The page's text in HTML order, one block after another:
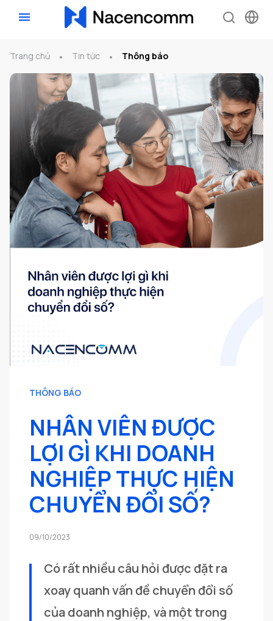
Trang chủ Tin tức Thông báo
THÔNG BÁO
NHÂN VIÊN ĐƯỢC
LỢI GÌ KHI DOANH
NGHIỆP THỰC HIỆN
CHUYỂN ĐỔI SỐ?
09/10/2023
Có rất nhiều câu hỏi được đặt ra
xoay quanh vấn đề chuyển đổi số
của doanh nghiệp, và một trong